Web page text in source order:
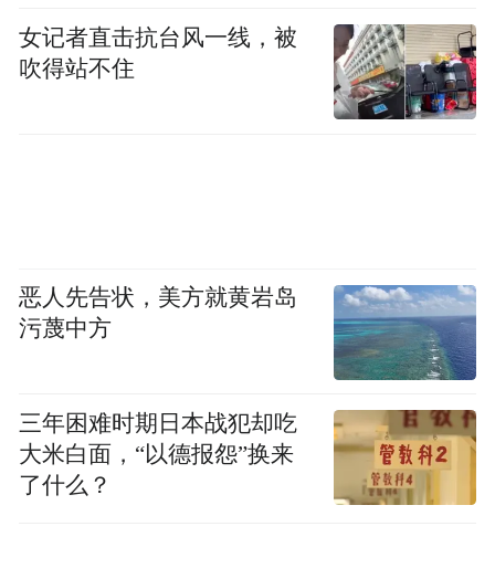
女记者直击抗台风一线，被
吹得站不住
恶人先告状，美方就黄岩岛
污蔑中方
三年困难时期日本战犯却吃
大米白面，“以德报怨”换来
了什么？